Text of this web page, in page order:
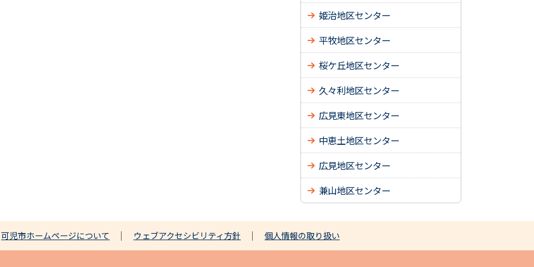
姫治地区センター
平牧地区センター
桜ケ丘地区センター
久々利地区センター
広見東地区センター
中恵土地区センター
広見地区センター
兼山地区センター
可児市ホームページについて ウェブアクセシビリティ方針 個人情報の取り扱い